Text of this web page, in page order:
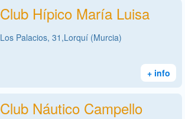
Club Hípico María Luisa
Los Palacios, 31,Lorquí (Murcia)
+ info
Club Náutico Campello